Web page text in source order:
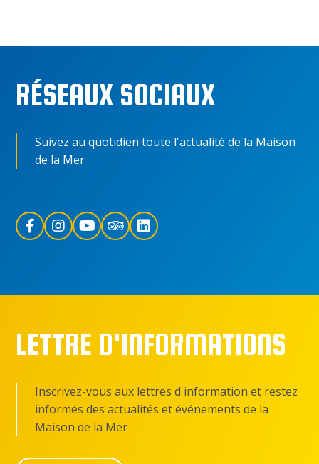
RÉSEAUX SOCIAUX
Suivez au quotidien toute l'actualité de la Maison
de la Mer
LETTRE D'INFORMATIONS
Inscrivez-vous aux lettres d'information et restez
informés des actualités et événements de la
Maison de la Mer